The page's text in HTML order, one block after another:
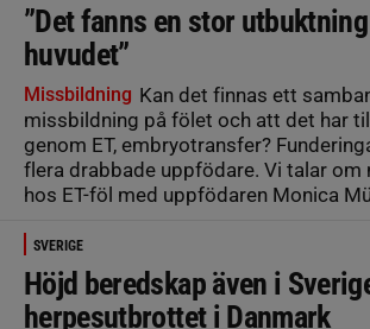
”Det fanns en stor
huvudet”
Missbildning Kan det finnas ett
missbildning på fölet och att det har
genom ET, embryotransfer?
flera drabbade uppfödare. Vi talar om
hos ET-föl med uppfödaren Monica
SVERIGE
Höjd beredskap även i
herpesutbrottet i Danmark